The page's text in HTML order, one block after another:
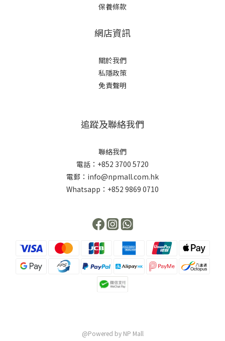
保養條款
網店資訊
關於我們
私隱政策
免責聲明
追蹤及聯絡我們
聯絡我們
電話：+852 3700 5720
電郵：info@npmall.com.hk
Whatsapp：+852 9869 0710
@Powered by NP Mall